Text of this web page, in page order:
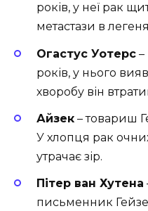
років, у неї рак
метастази в
Огастус Уотерс –
років, у нього
хворобу він
Айзек – товариш
У хлопця рак
утрачає зір.
Пітер ван Хутена
письменник